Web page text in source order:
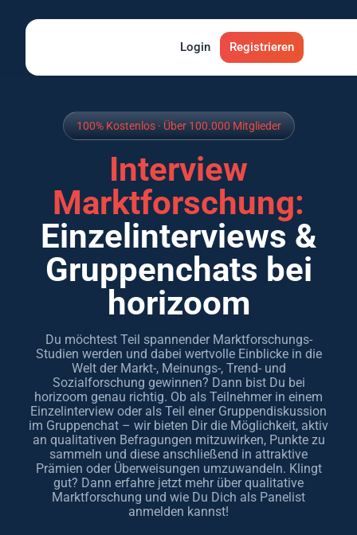
App Tests Ratgeber
App Tests Ratgeber
Login Registrieren
100% Kostenlos · Über 100.000 Mitglieder
Interview
Marktforschung:
Einzelinterviews &
Gruppenchats bei
horizoom
Du möchtest Teil spannender Marktforschungs-
Studien werden und dabei wertvolle Einblicke in die
Welt der Markt-, Meinungs-, Trend- und
Sozialforschung gewinnen? Dann bist Du bei
horizoom genau richtig. Ob als Teilnehmer in einem
Einzelinterview oder als Teil einer Gruppendiskussion
im Gruppenchat – wir bieten Dir die Möglichkeit, aktiv
an qualitativen Befragungen mitzuwirken, Punkte zu
sammeln und diese anschließend in attraktive
Prämien oder Überweisungen umzuwandeln. Klingt
gut? Dann erfahre jetzt mehr über qualitative
Marktforschung und wie Du Dich als Panelist
anmelden kannst!